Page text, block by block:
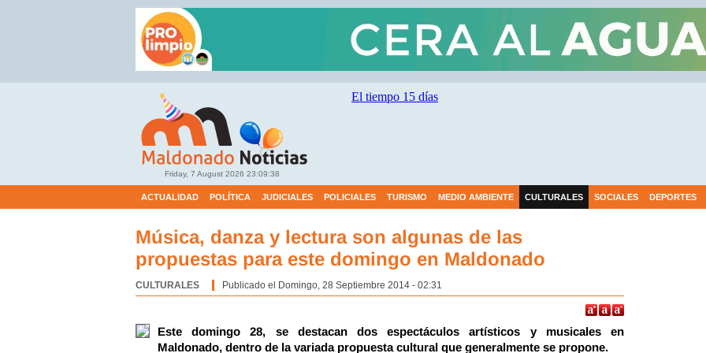
Friday, 7 August 2026 23:09:39
ACTUALIDAD POLÍTICA JUDICIALES POLICIALES TURISMO MEDIO AMBIENTE CULTURALES SOCIALES DEPORTES
Música, danza y lectura son algunas de las
propuestas para este domingo en Maldonado
CULTURALES Publicado el Domingo, 28 Septiembre 2014 - 02:31
Este domingo 28, se destacan dos espectáculos artísticos y musicales en
Maldonado, dentro de la variada propuesta cultural que generalmente se propone.